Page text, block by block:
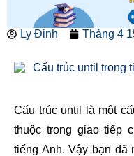
Ly Đinh Tháng 4
Cấu trúc until là một
thuộc trong giao tiếp
tiếng Anh. Vậy bạn đã